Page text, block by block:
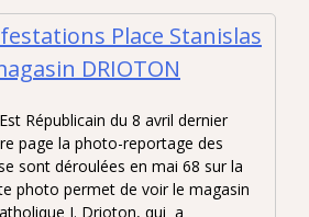
Place Stanislas
DRIOTON
Républicain du 8 avril dernier
page la photo-reportage des
sont déroulées en mai 68 sur la
photo permet de voir le magasin
J. Drioton, qui a